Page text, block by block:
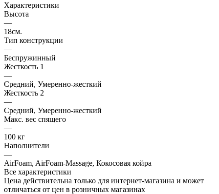
Характеристики
Высота
—
18см.
Тип конструкции
—
Беспружинный
Жесткость 1
—
Средний, Умеренно-жесткий
Жесткость 2
—
Средний, Умеренно-жесткий
Макс. вес спящего
—
100 кг
Наполнители
—
AirFoam, AirFoam-Massage, Кокосовая койра
Все характеристики
Цена действительна только для интернет-магазина и может
отличаться от цен в розничных магазинах